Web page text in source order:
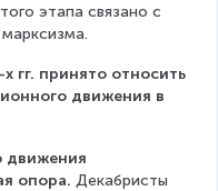
этапа связано с
гг. принято относить
движения в
движения
опора. Декабристы